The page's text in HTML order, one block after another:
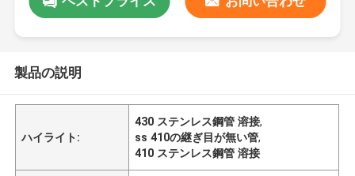
製品の説明
ハイライト:
430 ステンレス鋼管 溶接,
ss 410の継ぎ目が無い管,
410 ステンレス鋼管 溶接